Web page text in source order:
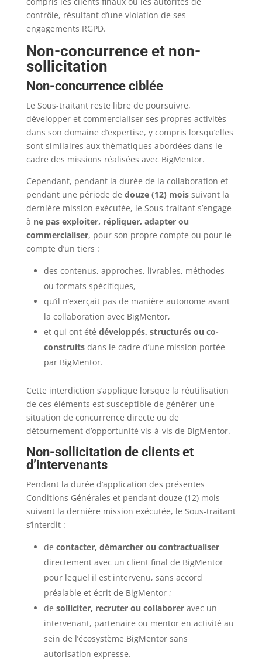
contrôle, résultant d’une violation de ses
engagements RGPD.
Non-concurrence et non-
sollicitation
Non-concurrence ciblée
Le Sous-traitant reste libre de poursuivre,
développer et commercialiser ses propres activités
dans son domaine d’expertise, y compris lorsqu’elles
sont similaires aux thématiques abordées dans le
cadre des missions réalisées avec BigMentor.
Cependant, pendant la durée de la collaboration et
pendant une période de douze (12) moissuivant la
dernière mission exécutée, le Sous-traitant s’engage
à ne pas exploiter, répliquer, adapter ou
commercialiser, pour son propre compte ou pour le
compte d’un tiers :
des contenus, approches, livrables, méthodes
ou formats spécifiques,
qu’il n’exerçait pas de manière autonome avant
la collaboration avec BigMentor,
et qui ont été développés, structurés ou co-
construitsdans le cadre d’une mission portée
par BigMentor.
Cette interdiction s’applique lorsque la réutilisation
de ces éléments est susceptible de générer une
situation de concurrence directe ou de
détournement d’opportunité vis-à-vis de BigMentor.
Non-sollicitation de clients et
d’intervenants
Pendant la durée d’application des présentes
Conditions Générales et pendant douze (12) mois
suivant la dernière mission exécutée, le Sous-traitant
s’interdit :
de contacter, démarcher ou contractualiser
directement avec un client final de BigMentor
pour lequel il est intervenu, sans accord
préalable et écrit de BigMentor ;
de solliciter, recruter ou collaboreravec un
intervenant, partenaire ou mentor en activité au
sein de l’écosystème BigMentor sans
autorisation expresse.